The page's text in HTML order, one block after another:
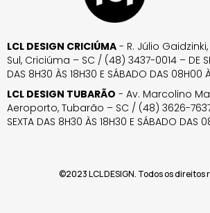
LCL DESIGN CRICIÚMA - R. Júlio
Sul, Criciúma – SC / (48) 3437-0014 – DE
DAS 8H30 ÀS 18H30 E SÁBADO DAS 08H00
LCL DESIGN TUBARÃO - Av. Marcolino
Aeroporto, Tubarão – SC / (48) 3626-7637
SEXTA DAS 8H30 ÀS 18H30 E SÁBADO DAS
©2023 LCL DESIGN. Todos os direitos